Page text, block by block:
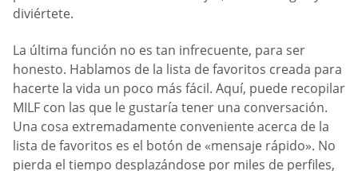
diviértete.
La última función no es tan infrecuente, para ser
honesto. Hablamos de la lista de favoritos creada para
hacerte la vida un poco más fácil. Aquí, puede recopilar
MILF con las que le gustaría tener una conversación.
Una cosa extremadamente conveniente acerca de la
lista de favoritos es el botón de «mensaje rápido». No
pierda el tiempo desplazándose por miles de perfiles,